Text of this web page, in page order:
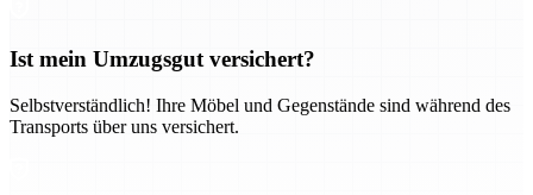
Ist mein Umzugsgut versichert?
Selbstverständlich! Ihre Möbel und Gegenstände sind während des
Transports über uns versichert.